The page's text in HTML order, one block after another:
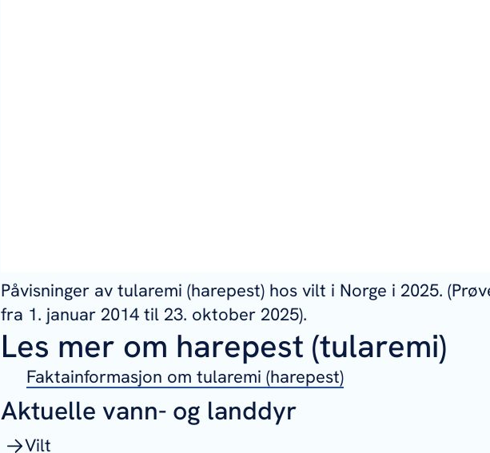
Påvisninger av tularemi (harepest) hos vilt i Norge i 2025.
fra 1. januar 2014 til 23. oktober 2025).
Les mer om harepest (tularemi)
Faktainformasjon om tularemi (harepest)
Aktuelle vann- og landdyr
Vilt